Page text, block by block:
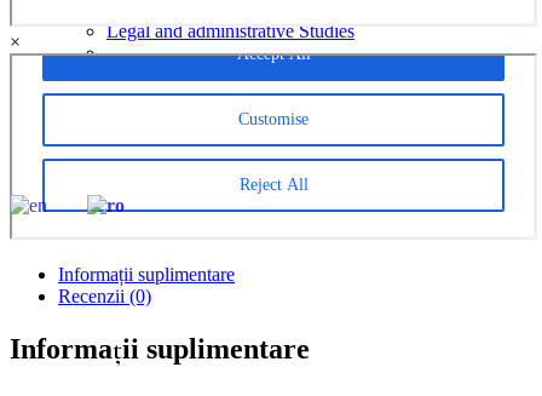
Legal and administrative Studies
CreativeAPPS – Revistă studențească de cercetare în
informatică multidisciplinară
Parteneri
CONTACT
×
Informații suplimentare
Recenzii (0)
Informații suplimentare